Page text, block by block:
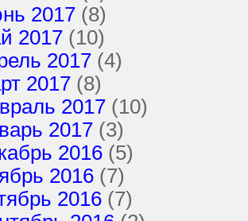
2017 (8)
2017 (10)
2017 (4)
2017 (8)
2017 (10)
2017 (3)
2016 (5)
2016 (7)
2016 (7)